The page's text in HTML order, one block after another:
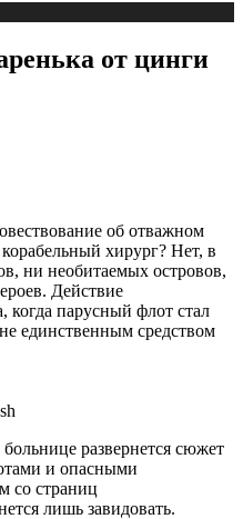
от цинги
об отважном
хирург? Нет, в
ни необитаемых островов,
Действие
когда парусный флот стал
единственным средством
развернется сюжет
и опасными
со страниц
лишь завидовать.